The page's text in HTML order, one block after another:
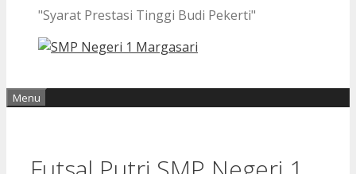
"Syarat Prestasi Tinggi Budi Pekerti"
Menu